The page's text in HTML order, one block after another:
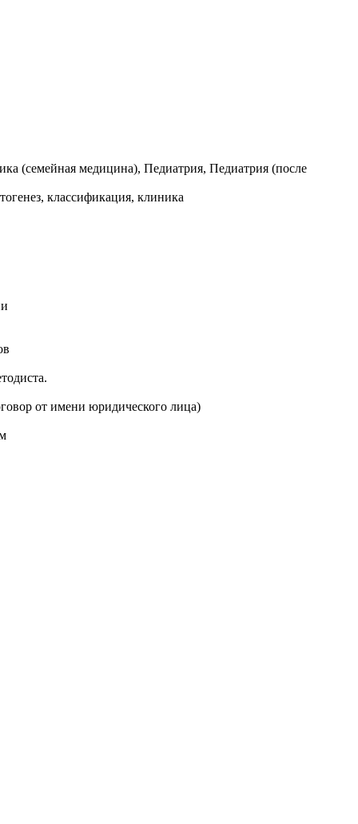
(семейная медицина), Педиатрия, Педиатрия (после
классификация, клиника
от имени юридического лица)